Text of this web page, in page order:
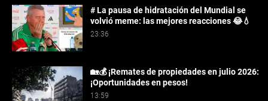
# La pausa de hidratación del Mundial se
volvió meme: las mejores reacciones 😂💧
23:36
🏡💰 ¡Remates de propiedades en julio 2026:
¡Oportunidades en pesos!
13:59